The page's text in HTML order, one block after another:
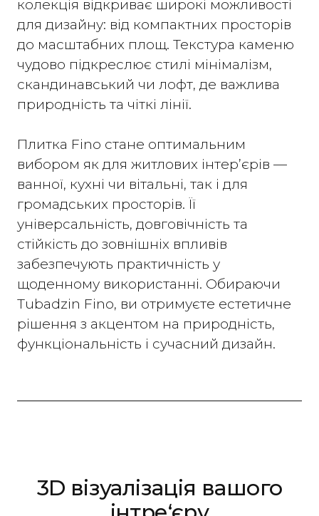
колекція відкриває широкі можливості
для дизайну: від компактних просторів
до масштабних площ. Текстура каменю
чудово підкреслює стилі мінімалізм,
скандинавський чи лофт, де важлива
природність та чіткі лінії.
Плитка Fino стане оптимальним
вибором як для житлових інтер’єрів —
ванної, кухні чи вітальні, так і для
громадських просторів. Її
універсальність, довговічність та
стійкість до зовнішніх впливів
забезпечують практичність у
щоденному використанні. Обираючи
Tubadzin Fino, ви отримуєте естетичне
рішення з акцентом на природність,
функціональність і сучасний дизайн.
3D візуалізація вашого